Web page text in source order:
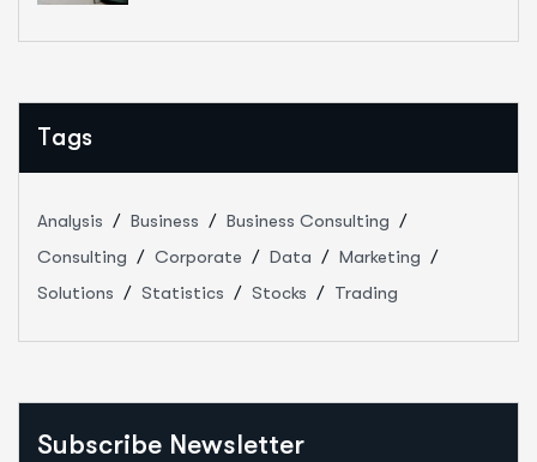
Tags
Analysis Business
Business Consulting
Consulting
Corporate Data
Marketing
Solutions
Statistics Stocks Trading
Subscribe Newsletter